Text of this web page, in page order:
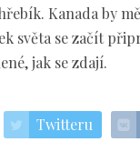
Kanada by
světa se začít
jak se zdají.
Twitteru